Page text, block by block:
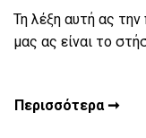
Τη λέξη αυτή ας
μας ας είναι το
Περισσότερα ➞